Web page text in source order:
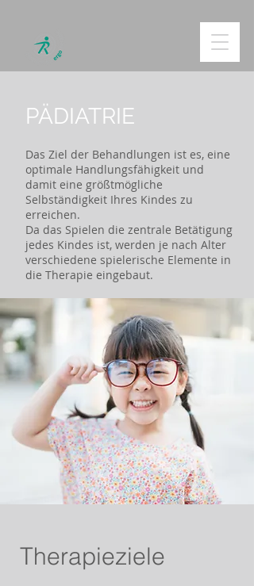
PÄDIATRIE
Das Ziel der Behandlungen ist es, eine
optimale Handlungsfähigkeit und
damit eine größtmögliche
Selbständigkeit Ihres Kindes zu
erreichen.
Da das Spielen die zentrale Betätigung
jedes Kindes ist, werden je nach Alter
verschiedene spielerische Elemente in
die Therapie eingebaut.
Therapieziele